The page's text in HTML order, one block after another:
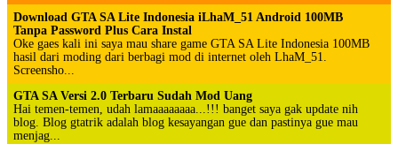
Download GTA SA Lite Indonesia iLhaM_51 Android 100MB
Tanpa Password Plus Cara Instal
Oke gaes kali ini saya mau share game GTA SA Lite Indonesia 100MB
hasil dari moding dari berbagi mod di internet oleh LhaM_51.
Screensho...
GTA SA Versi 2.0 Terbaru Sudah Mod Uang
Hai temen-temen, udah lamaaaaaaaa...!!! banget saya gak update nih
blog. Blog gtatrik adalah blog kesayangan gue dan pastinya gue mau
menjag...